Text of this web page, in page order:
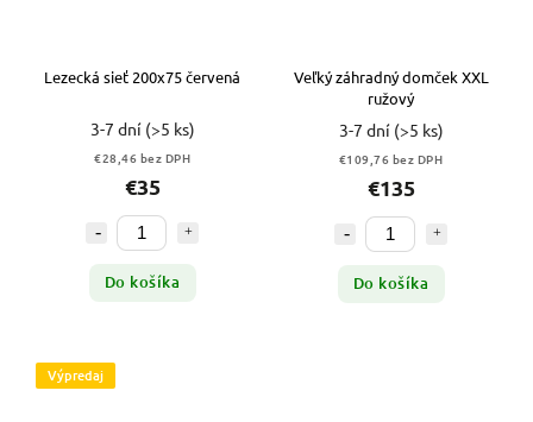
Lezecká sieť 200x75 červená
3-7 dní (>5 ks)
€28,46 bez DPH
€35
Do košíka
Veľký záhradný domček XXL
ružový
3-7 dní (>5 ks)
€109,76 bez DPH
€135
Do košíka
Výpredaj